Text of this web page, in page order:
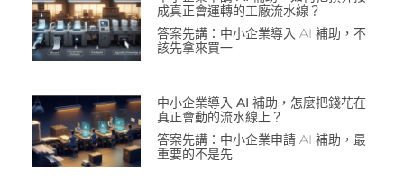
成真正會運轉的工廠流水線？
答案先講：中小企業導入 AI 補助，不
該先拿來買一
中小企業導入 AI 補助，怎麼把錢花在
真正會動的流水線上？
答案先講：中小企業申請 AI 補助，最
重要的不是先